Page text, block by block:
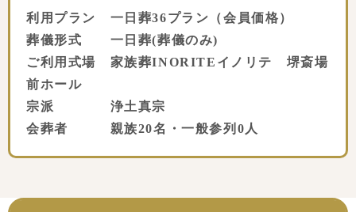
利用プラン 一日葬36プラン（会員価格）
葬儀形式 一日葬(葬儀のみ)
ご利用式場 家族葬INORITEイノリテ 堺斎場
前ホール
宗派 浄土真宗
会葬者 親族20名・一般参列0人